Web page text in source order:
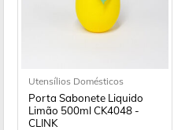
Utensílios Domésticos
Porta Sabonete Liquido
Limão 500ml CK4048 -
CLINK